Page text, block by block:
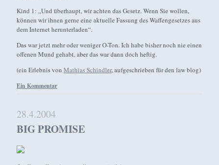
Kind 1: „Und überhaupt, wir achten das Gesetz. Wenn Sie wollen,
können wir ihnen gerne eine aktuelle Fassung des Waffengesetzes aus
dem Internet herunterladen“.
Das war jetzt mehr oder weniger O-Ton. Ich habe bisher noch nie einen
offenen Mund gehabt, aber das war dann doch heftig.
(ein Erlebnis vonMathias Schindler, aufgeschrieben für den law blog)
Ein Kommentar
28.4.2004
BIG PROMISE